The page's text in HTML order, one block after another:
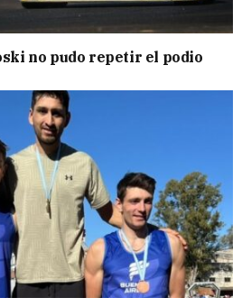
no pudo repetir el podio